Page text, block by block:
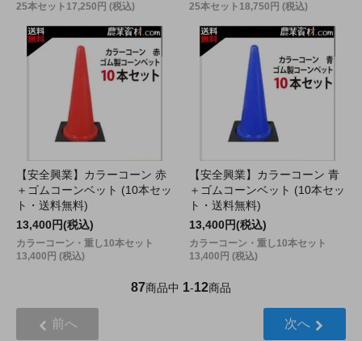
25本セット17,250円 (税込) 25本セット18,750円 (税込)
【安全興業】カラーコーン 赤
＋ゴムコーンベット (10本セッ
ト・送料無料)
13,400円(税込)
カラーコーン・重し10本セット
13,400円 (税込)
【安全興業】カラーコーン 青
＋ゴムコーンベット (10本セッ
ト・送料無料)
13,400円(税込)
カラーコーン・重し10本セット
13,400円 (税込)
87商品中 1-12商品
前へ 次へ